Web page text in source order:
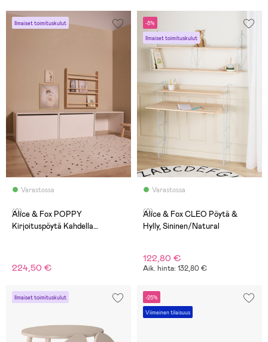
Ilmaiset toimituskulut
Varastossa
(0)
Alice & Fox POPPY
Kirjoituspöytä Kahdella
224,50 €
-8%
Ilmaiset toimituskulut
Varastossa
(0)
Alice & Fox CLEO Pöytä &
Hylly, Sininen/Natural
122,80 €
Aik. hinta: 132,80 €
Ilmaiset toimituskulut -25%
Viimeinen tilaisuus